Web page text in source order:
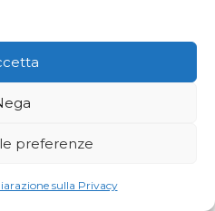
preferenze
sulla Privacy
2030
una risorsa da
è invisibile